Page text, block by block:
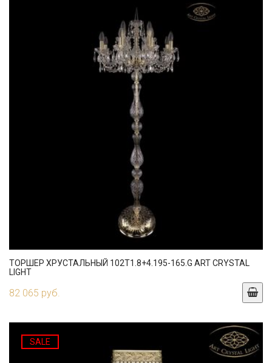
ТОРШЕР ХРУСТАЛЬНЫЙ 102T1.8+4.195-165.G ART CRYSTAL
LIGHT
82 065 руб.
SALE